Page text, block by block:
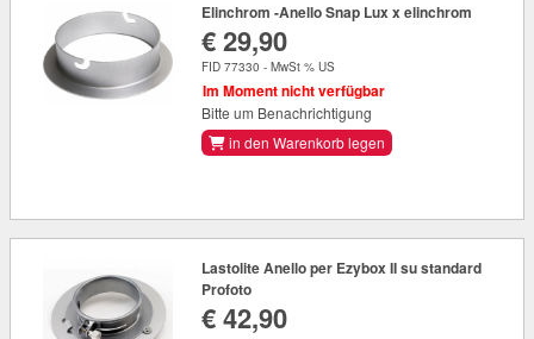
Elinchrom -Anello Snap Lux x elinchrom
€ 29,90
FID 77330 - MwSt % US
Im Moment nicht verfügbar
Bitte um Benachrichtigung
in den Warenkorb legen
Lastolite Anello per Ezybox II su standard
Profoto
€ 42,90